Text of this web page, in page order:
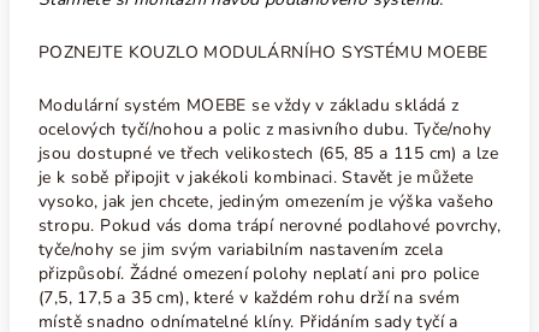
POZNEJTE KOUZLO MODULÁRNÍHO SYSTÉMU MOEBE
Modulární systém MOEBE se vždy v základu skládá z
ocelových tyčí/nohou a polic z masivního dubu. Tyče/nohy
jsou dostupné ve třech velikostech (65, 85 a 115 cm) a lze
je k sobě připojit v jakékoli kombinaci. Stavět je můžete
vysoko, jak jen chcete, jediným omezením je výška vašeho
stropu. Pokud vás doma trápí nerovné podlahové povrchy,
tyče/nohy se jim svým variabilním nastavením zcela
přizpůsobí. Žádné omezení polohy neplatí ani pro police
(7,5, 17,5 a 35 cm), které v každém rohu drží na svém
místě snadno odnímatelné klíny. Přidáním sady tyčí a